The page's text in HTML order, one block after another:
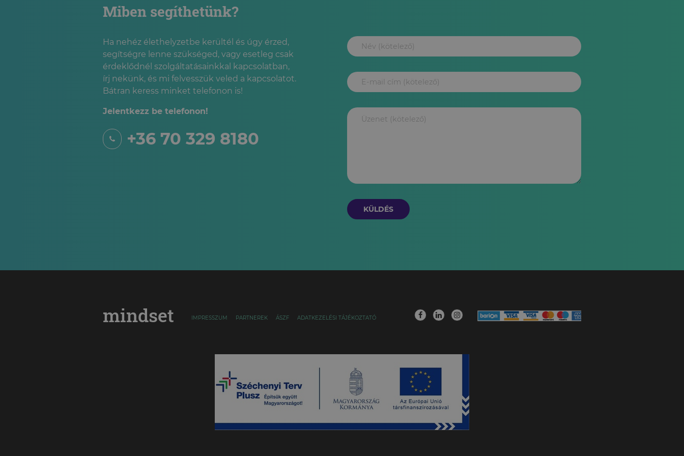
Miben segíthetünk?
Ha nehéz élethelyzetbe kerültél és úgy érzed,
segítségre lenne szükséged, vagy esetleg csak
érdeklődnél szolgáltatásainkkal kapcsolatban,
írj nekünk, és mi felvesszük veled a kapcsolatot.
Bátran keress minket telefonon is!
Jelentkezz be telefonon!
+36 70 329 8180
KÜLDÉS
mindset IMPRESSZUM PARTNEREK ÁSZF ADATKEZELÉSI TÁJÉKOZTATÓ